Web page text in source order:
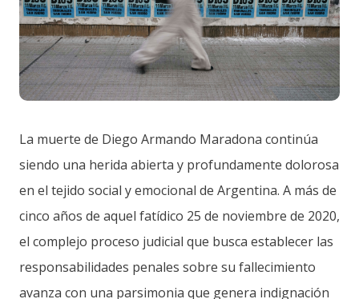
La muerte de Diego Armando Maradona continúa
siendo una herida abierta y profundamente dolorosa
en el tejido social y emocional de Argentina. A más de
cinco años de aquel fatídico 25 de noviembre de 2020,
el complejo proceso judicial que busca establecer las
responsabilidades penales sobre su fallecimiento
avanza con una parsimonia que genera indignación